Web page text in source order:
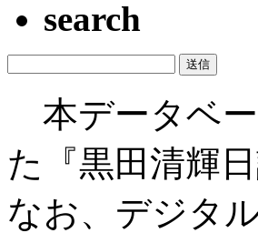
search
本データベ
た『黒田清輝
なお、デジタ